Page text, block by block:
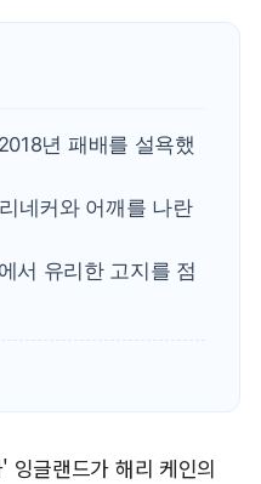
대형 저축은행 4%대
서울 노원 40.2도…8
SK하이닉스, 용인·
년 패배를 설욕했
네커와 어깨를 나란
서 유리한 고지를 점
잉글랜드가 해리 케인의